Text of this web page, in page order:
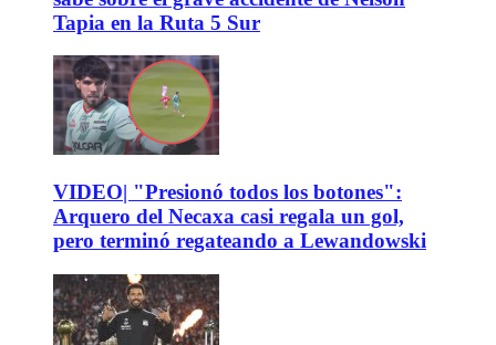
Tapia en la Ruta 5 Sur
VIDEO| "Presionó todos los botones":
Arquero del Necaxa casi regala un gol,
pero terminó regateando a Lewandowski